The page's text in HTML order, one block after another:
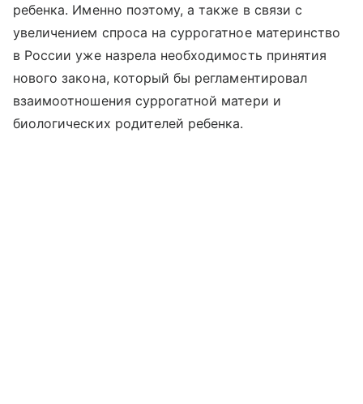
ребенка. Именно поэтому, а также в связи с
увеличением спроса на суррогатное материнство
в России уже назрела необходимость принятия
нового закона, который бы регламентировал
взаимоотношения суррогатной матери и
биологических родителей ребенка.